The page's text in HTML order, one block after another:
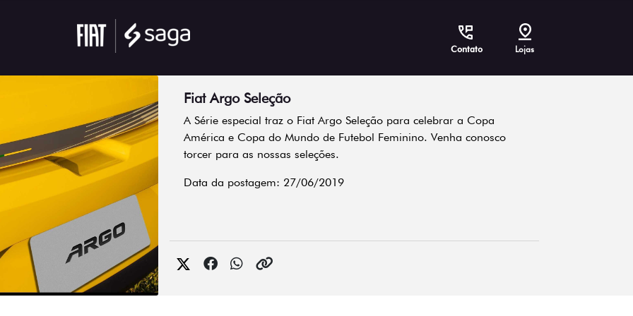
Contato Lojas
Fiat Argo Seleção
A Série especial traz o Fiat Argo Seleção para celebrar a Copa
América e Copa do Mundo de Futebol Feminino. Venha conosco
torcer para as nossas seleções.
Data da postagem: 27/06/2019